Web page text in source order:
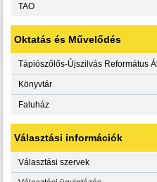
TAO
Oktatás és Művelődés
Tápiószőlős-Újszilvás Református
Könyvtár
Faluház
Választási információk
Választási szervek